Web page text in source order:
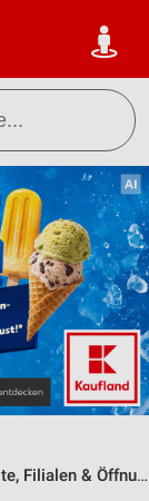
& Öffnungszeiten